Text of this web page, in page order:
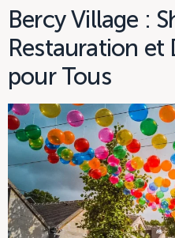
Bercy Village :
Restauration et
pour Tous